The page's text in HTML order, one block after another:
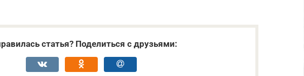
статья? Поделиться с друзьями: